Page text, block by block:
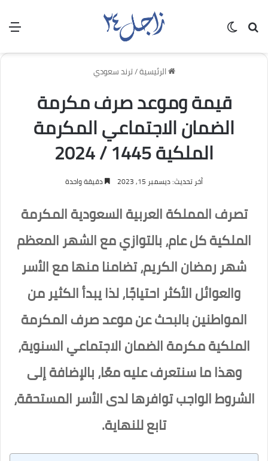
بحث عن
الرئيسية/ترند سعودي
قيمة وموعد صرف مكرمة
الضمان الاجتماعي المكرمة
الملكية 1445 / 2024
آخر تحديث: ديسمبر 15, 2023 دقيقة واحدة
تصرف المملكة العربية السعودية المكرمة
الملكية كل عام، بالتوازي مع الشهر المعظم
شهر رمضان الكريم، تضامنا منها مع الأسر
والعوائل الأكثر احتياجًا، لذا يبدأ الكثير من
المواطنين بالبحث عن موعد صرف المكرمة
الملكية مكرمة الضمان الاجتماعي السنوية،
وهذا ما سنتعرف عليه معًا، بالإضافة إلى
الشروط الواجب توافرها لدى الأسر المستحقة،
تابع للنهاية.